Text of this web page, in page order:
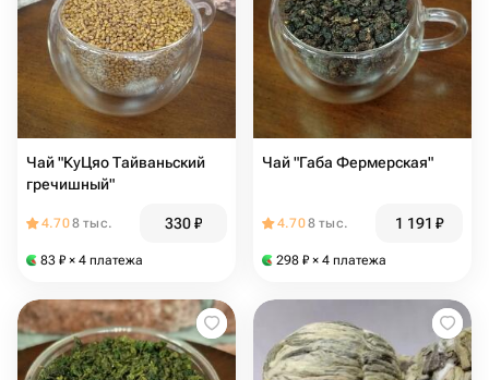
Чай "КуЦяо Тайваньский
гречишный"
4.708 тыс. 330₽
83 ₽ × 4 платежа
Чай "Габа Фермерская"
4.708 тыс. 1 191 ₽
298 ₽ × 4 платежа